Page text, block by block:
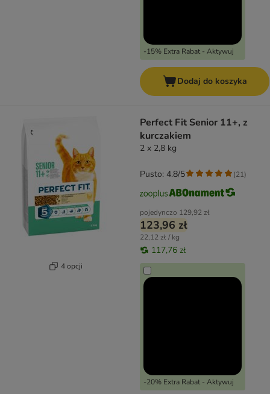
-15% Extra Rabat - Aktywuj
Dodaj do koszyka
4 opcji
Perfect Fit Senior 11+, z
kurczakiem
2 x 2,8 kg
pojedynczo 129,92 zł
123,96 zł
22,12 zł / kg
117,76 zł
-20% Extra Rabat - Aktywuj
Pusto: 4.8/5 (21)